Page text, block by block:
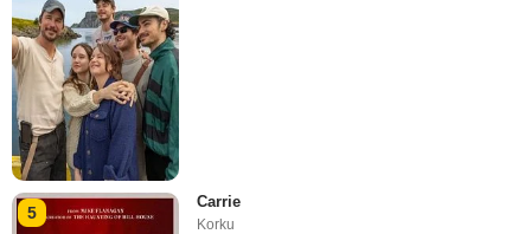
5
Carrie
Korku